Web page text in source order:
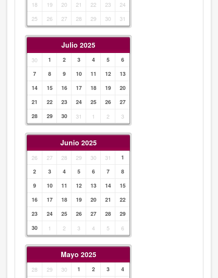
18
19 20 21 22 23
24
25
26 27 28 29 30 31
Julio 2025
30 1 2 3 4 5
6
7
8 9 10 11 12
13
14
15 16 17 18 19
20
21
22 23 24 25 26
27
28
29 30 31 1 2 3
Junio 2025
26 27 28 29 30 31
1
2
3 4 5 6 7
8
9
10 11 12 13 14
15
16
17 18 19 20 21
22
23
24 25 26 27 28
29
30
1 2 3 4 5 6
Mayo 2025
28 29 30 1 2 3 4